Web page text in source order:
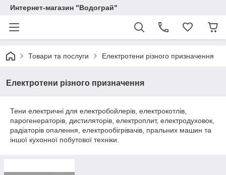
Интернет-магазин "Водограй"
Товари та послуги Електротени різного призначення
Електротени різного призначення
Тени електричні для електробойлерів, електрокотлів,
парогенераторів, дистиляторів, електроплит, електродуховок,
радіаторів опалення, електрообігрівачів, пральних машин та
іншої кухонної побутової техніки.